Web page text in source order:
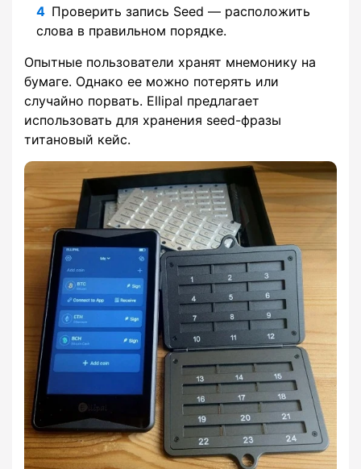
Проверить запись Seed — расположить
слова в правильном порядке.
Опытные пользователи хранят мнемонику на
бумаге. Однако ее можно потерять или
случайно порвать. Ellipal предлагает
использовать для хранения seed-фразы
титановый кейс.